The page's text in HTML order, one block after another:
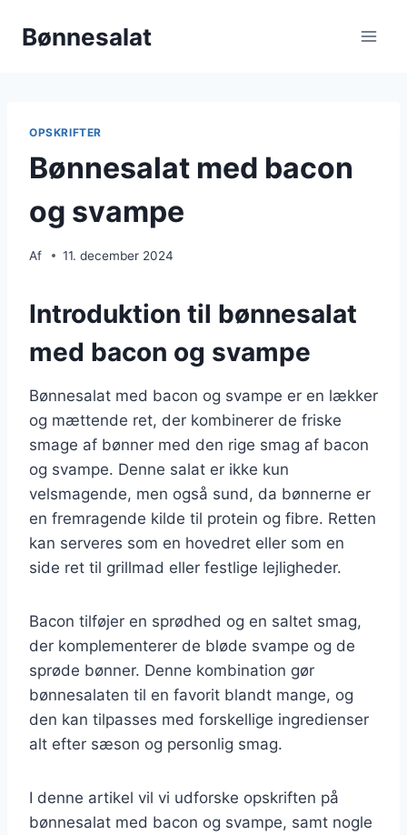
Bønnesalat
OPSKRIFTER
Bønnesalat med bacon
og svampe
Af 11. december 2024
Introduktion til bønnesalat
med bacon og svampe
Bønnesalat med bacon og svampe er en lækker
og mættende ret, der kombinerer de friske
smage af bønner med den rige smag af bacon
og svampe. Denne salat er ikke kun
velsmagende, men også sund, da bønnerne er
en fremragende kilde til protein og fibre. Retten
kan serveres som en hovedret eller som en
side ret til grillmad eller festlige lejligheder.
Bacon tilføjer en sprødhed og en saltet smag,
der komplementerer de bløde svampe og de
sprøde bønner. Denne kombination gør
bønnesalaten til en favorit blandt mange, og
den kan tilpasses med forskellige ingredienser
alt efter sæson og personlig smag.
I denne artikel vil vi udforske opskriften på
bønnesalat med bacon og svampe, samt nogle